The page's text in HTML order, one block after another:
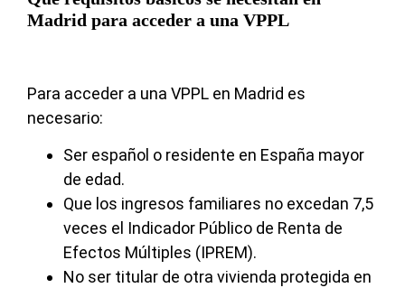
Madrid para acceder a una VPPL
Para acceder a una VPPL en Madrid es
necesario:
Ser español o residente en España mayor
de edad.
Que los ingresos familiares no excedan 7,5
veces el Indicador Público de Renta de
Efectos Múltiples (IPREM).
No ser titular de otra vivienda protegida en